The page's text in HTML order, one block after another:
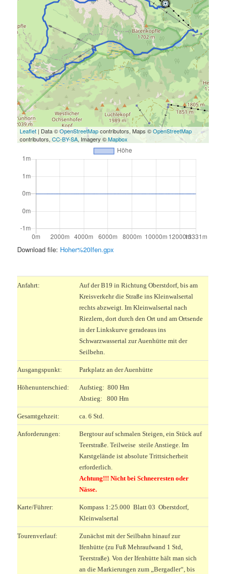
Leaflet | Data ©OpenStreetMapcontributors, Maps ©OpenStreetMap
contributors,CC-BY-SA, Imagery ©Mapbox
Download file: Hoher%20Ifen.gpx
Anfahrt:
Auf der B19 in Richtung Oberstdorf, bis am
Kreisverkehr die Straße ins Kleinwalsertal
rechts abzweigt. Im Kleinwalsertal nach
Riezlern, dort durch den Ort und am Ortsende
in der Linkskurve geradeaus ins
Schwarzwassertal zur Auenhütte mit der
Seilbehn.
Ausgangspunkt: Parkplatz an der Auenhütte
Höhenunterschied:
Aufstieg: 800 Hm
Abstieg: 800 Hm
Gesamtgehzeit: ca. 6 Std.
Anforderungen:
Bergtour auf schmalen Steigen, ein Stück auf
Teerstraße. Teilweise steile Anstiege. Im
Karstgelände ist absolute Trittsicherheit
erforderlich.
Achtung!!! Nicht bei Schneeresten oder
Nässe.
Karte/Führer:
Kompass 1:25.000 Blatt 03 Oberstdorf,
Kleinwalsertal
Tourenverlauf:
Zunächst mit der Seilbahn hinauf zur
Ifenhütte (zu Fuß Mehraufwand 1 Std,
Teerstraße). Von der Ifenhütte hält man sich
an die Markierungen zum „Bergadler“, bis